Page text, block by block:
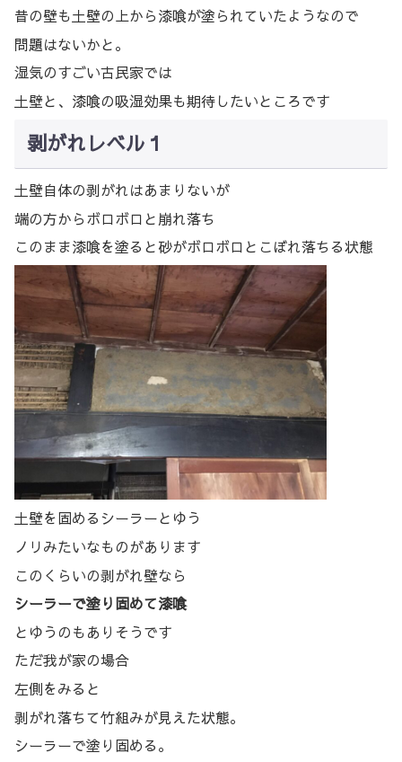
昔の壁も土壁の上から漆喰が塗られていたようなので
問題はないかと。
湿気のすごい古民家では
土壁と、漆喰の吸湿効果も期待したいところです
剥がれレベル１
土壁自体の剥がれはあまりないが
端の方からボロボロと崩れ落ち
このまま漆喰を塗ると砂がボロボロとこぼれ落ちる状態
土壁を固めるシーラーとゆう
ノリみたいなものがあります
このくらいの剥がれ壁なら
シーラーで塗り固めて漆喰
とゆうのもありそうです
ただ我が家の場合
左側をみると
剥がれ落ちて竹組みが見えた状態。
シーラーで塗り固める。